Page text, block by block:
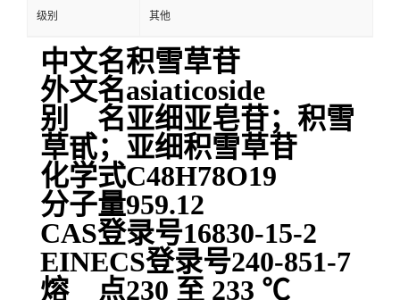
级别 其他
中文名积雪草苷
外文名asiaticoside
别 名亚细亚皂苷；积雪
草甙；亚细积雪草苷
化学式C48H78O19
分子量959.12
CAS登录号16830-15-2
EINECS登录号240-851-7
熔 点230 至 233 ℃